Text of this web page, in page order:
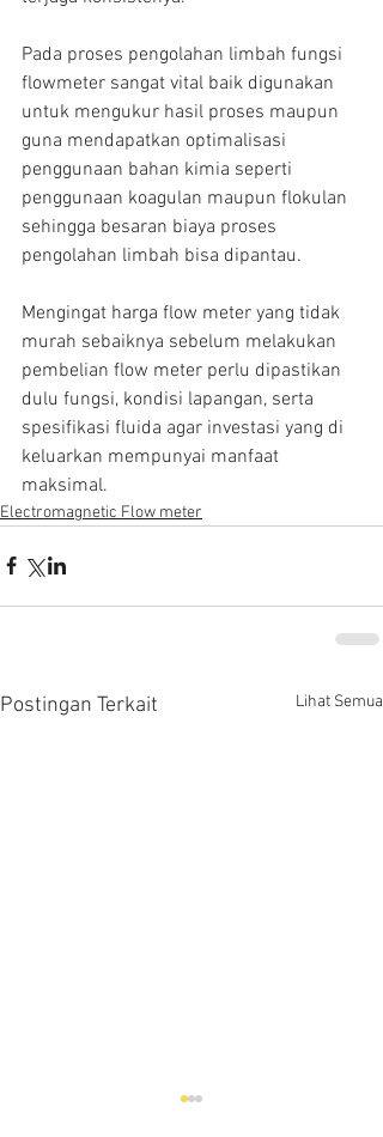
Pada proses pengolahan limbah fungsi
flowmeter sangat vital baik digunakan
untuk mengukur hasil proses maupun
guna mendapatkan optimalisasi
penggunaan bahan kimia seperti
penggunaan koagulan maupun flokulan
sehingga besaran biaya proses
pengolahan limbah bisa dipantau.
Mengingat harga flow meter yang tidak
murah sebaiknya sebelum melakukan
pembelian flow meter perlu dipastikan
dulu fungsi, kondisi lapangan, serta
spesifikasi fluida agar investasi yang di
keluarkan mempunyai manfaat
maksimal.
Electromagnetic Flow meter
Postingan Terkait Lihat Semua